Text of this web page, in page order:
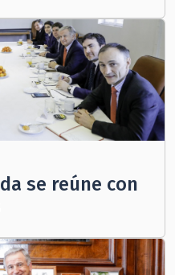
se reúne con